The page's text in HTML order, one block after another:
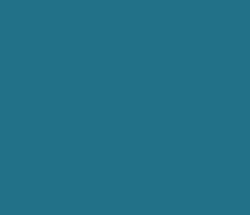
como impensado por muita
na opinião pública.
em plenário, na terça (9), sob o
da presidência da Câmara por
chamou a polícia legislativa,
sinal da TV Câmara. Em
buscadores de redes
foi além e comandou a